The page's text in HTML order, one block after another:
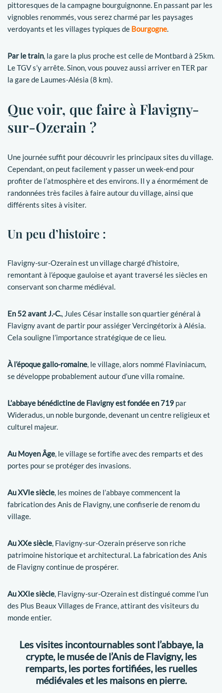
pittoresques de la campagne bourguignonne. En passant par les
vignobles renommés, vous serez charmé par les paysages
verdoyants et les villages typiques de Bourgogne.
Par le train, la gare la plus proche est celle de Montbard à 25km.
Le TGV s’y arrête. Sinon, vous pouvez aussi arriver en TER par
la gare de Laumes-Alésia (8 km).
Que voir, que faire à Flavigny-
sur-Ozerain ?
Une journée suffit pour découvrir les principaux sites du village.
Cependant, on peut facilement y passer un week-end pour
profiter de l’atmosphère et des environs. Il y a énormément de
randonnées très faciles à faire autour du village, ainsi que
différents sites à visiter.
Un peu d’histoire :
Flavigny-sur-Ozerain est un village chargé d’histoire,
remontant à l’époque gauloise et ayant traversé les siècles en
conservant son charme médiéval.
En 52 avant J.-C., Jules César installe son quartier général à
Flavigny avant de partir pour assiéger Vercingétorix à Alésia.
Cela souligne l’importance stratégique de ce lieu.
À l’époque gallo-romaine, le village, alors nommé Flaviniacum,
se développe probablement autour d’une villa romaine.
L’abbaye bénédictine de Flavigny est fondée en 719 par
Wideradus, un noble burgonde, devenant un centre religieux et
culturel majeur.
Au Moyen Âge, le village se fortifie avec des remparts et des
portes pour se protéger des invasions.
Au XVIe siècle, les moines de l’abbaye commencent la
fabrication des Anis de Flavigny, une confiserie de renom du
village.
Au XXe siècle, Flavigny-sur-Ozerain préserve son riche
patrimoine historique et architectural. La fabrication des Anis
de Flavigny continue de prospérer.
Au XXIe siècle, Flavigny-sur-Ozerain est distingué comme l’un
des Plus Beaux Villages de France, attirant des visiteurs du
monde entier.
Les visites incontournables sont l’abbaye, la
crypte, le musée de l’Anis de Flavigny, les
remparts, les portes fortifiées, les ruelles
médiévales et les maisons en pierre.